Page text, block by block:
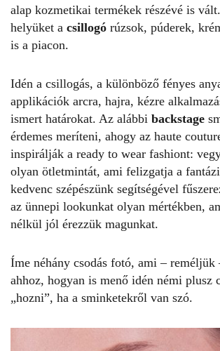
alap kozmetikai termékek részévé is
helyüket a csillogó rúzsok, púderek,
is a piacon.
Idén a csillogás, a különböző fényes
applikációk arcra, hajra, kézre
ismert határokat. Az alábbi backstage
érdemes meríteni, ahogy az haute
inspirálják a ready to wear fashiont:
olyan ötletmintát, ami felizgatja a
kedvenc szépészünk segítségével
az ünnepi lookunkat olyan mértékben,
nélkül jól érezzük magunkat.
Íme néhány csodás fotó, ami –
ahhoz, hogyan is menő idén némi plusz
„hozni”, ha a sminketekről van szó.